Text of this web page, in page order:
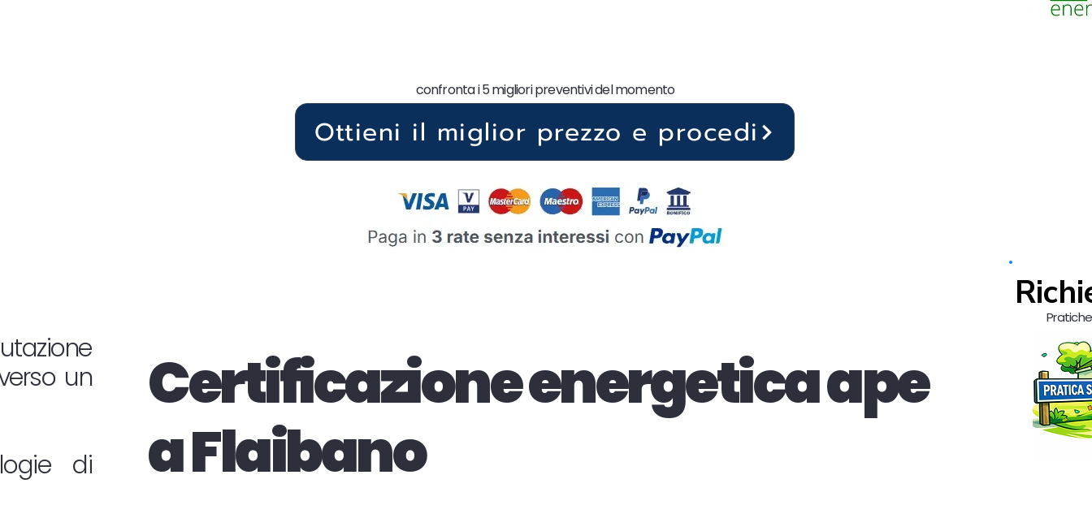
un
di
Ottieni il miglior prezzo e procedi
confronta i 5 migliori preventivi del momento
Certificazione energetica ape
a Flaibano